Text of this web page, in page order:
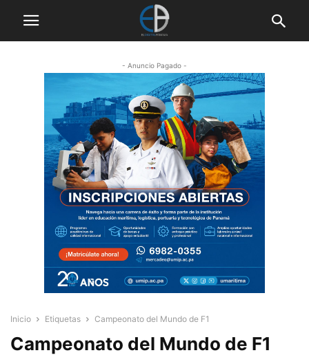
- Anuncio Pagado -
Inicio Etiquetas Campeonato del Mundo de F1
Campeonato del Mundo de F1